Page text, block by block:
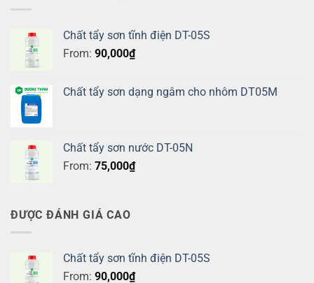
Chất tẩy sơn tĩnh điện DT-05S
From: 90,000₫
Chất tẩy sơn dạng ngâm cho nhôm DT05M
Chất tẩy sơn nước DT-05N
From: 75,000₫
ĐƯỢC ĐÁNH GIÁ CAO
Chất tẩy sơn tĩnh điện DT-05S
From: 90,000₫